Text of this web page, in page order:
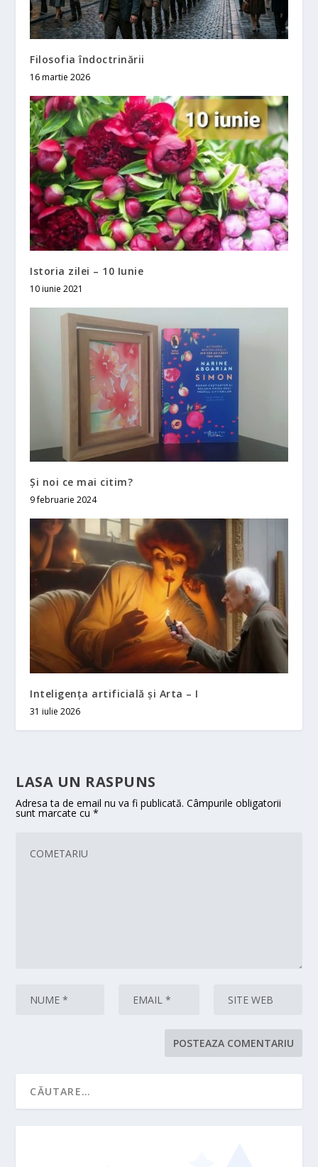
Filosofia îndoctrinării
16 martie 2026
Istoria zilei – 10 Iunie
10 iunie 2021
Și noi ce mai citim?
9 februarie 2024
Inteligența artificială și Arta – I
31 iulie 2026
LASA UN RASPUNS
Adresa ta de email nu va fi publicată. Câmpurile obligatorii
sunt marcate cu*